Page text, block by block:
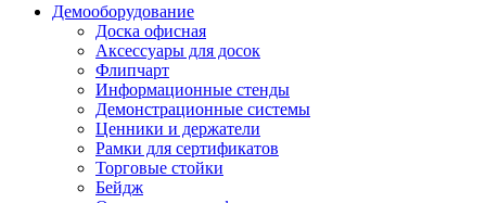
Демооборудование
Доска офисная
Аксессуары для досок
Флипчарт
Информационные стенды
Демонстрационные системы
Ценники и держатели
Рамки для сертификатов
Торговые стойки
Бейдж